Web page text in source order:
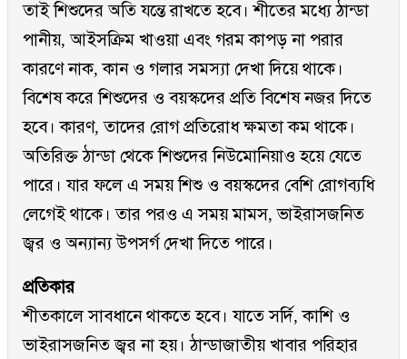
তাই শিশুদের অতি যন্তে রাখতে হবে। শীতের মধ্যে ঠান্ডা
পানীয়, আইসক্রিম খাওয়া এবং গরম কাপড় না পরার
কারণে নাক, কান ও গলার সমস্যা দেখা দিয়ে থাকে।
বিশেষ করে শিশুদের ও বয়স্কদের প্রতি বিশেষ নজর দিতে
হবে। কারণ, তাদের রোগ প্রতিরোধ ক্ষমতা কম থাকে।
অতিরিক্ত ঠান্ডা থেকে শিশুদের নিউমোনিয়াও হয়ে যেতে
পারে। যার ফলে এ সময় শিশু ও বয়স্কদের বেশি রোগব্যধি
লেগেই থাকে। তার পরও এ সময় মামস, ভাইরাসজনিত
জ্বর ও অন্যান্য উপসর্গ দেখা দিতে পারে।
প্রতিকার
শীতকালে সাবধানে থাকতে হবে। যাতে সর্দি, কাশি ও
ভাইরাসজনিত জ্বর না হয়। ঠান্ডাজাতীয় খাবার পরিহার